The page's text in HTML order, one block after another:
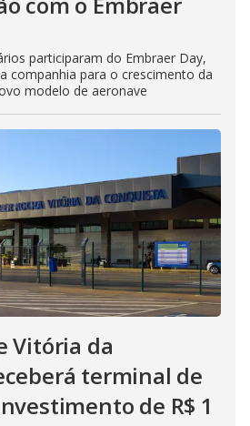
participaram do Embraer Day,
companhia para o crescimento da
modelo de aeronave
Vitória da
terminal de
de R$ 1